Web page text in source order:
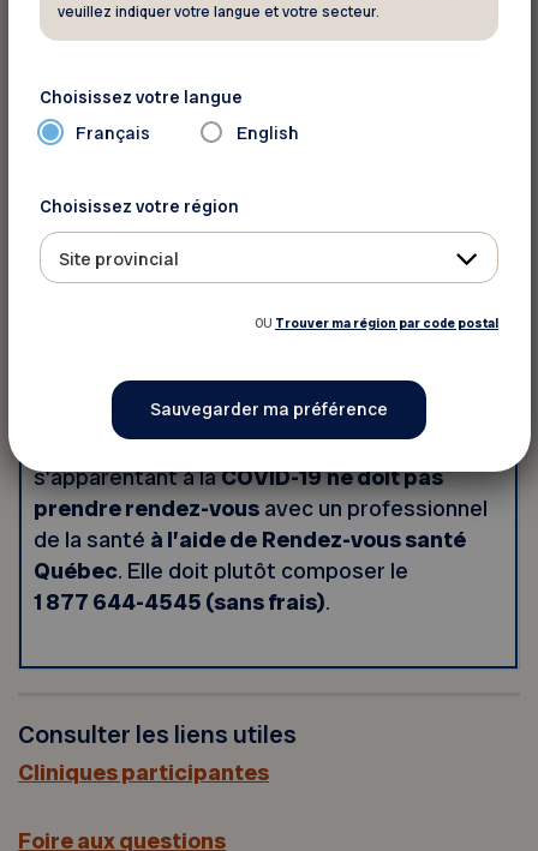
La prise de rendez-vous s’effectue en trois
Inscrire ses informations personnelles
Confirmer son rendez-vous
Important
Une personne présentant des symptômes
d’allure grippale, de gastroentérite ou
s’apparentant à laCOVID-19ne doit pas
prendre rendez-vousavec un professionnel
de la santé à l’aide de Rendez-vous santé
Québec. Elle doit plutôt composer le
1 877 644-4545 (sans frais).
Consulter les liens utiles
Cliniques participantes
Foire aux questions
veuillez indiquer votre langue et votre secteur.
Choisissez votre langue
Français English
Choisissez votre région
Site provincial
OU Trouver ma région par code postal